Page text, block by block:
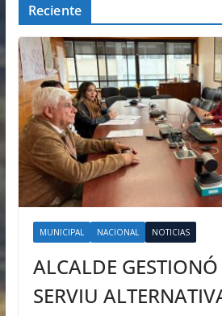
Reciente
MUNICIPAL NACIONAL NOTICIAS
ALCALDE
SERVIU